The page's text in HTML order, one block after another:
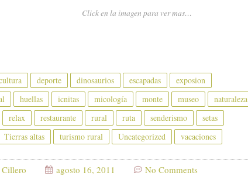
Click en la imagen para ver mas…
deporte dinosaurios escapadas
exposion
huellas icnitas micología monte museo
naturaleza
relax restaurante rural ruta senderismo
setas
Tierras altas turismo rural Uncategorized vacaciones
agosto 16, 2011
No Comments